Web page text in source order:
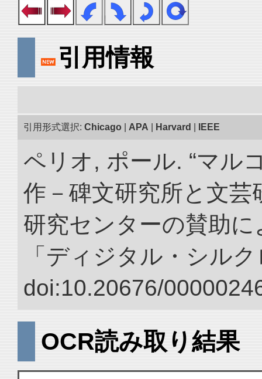
引用情報
引用形式選択: Chicago APA Harvard IEEE
ペリオ, ポール. “マル
作－碑文研究所と文
研究センターの賛助に
「ディジタル・シル
doi:10.20676/
OCR読み取り結果